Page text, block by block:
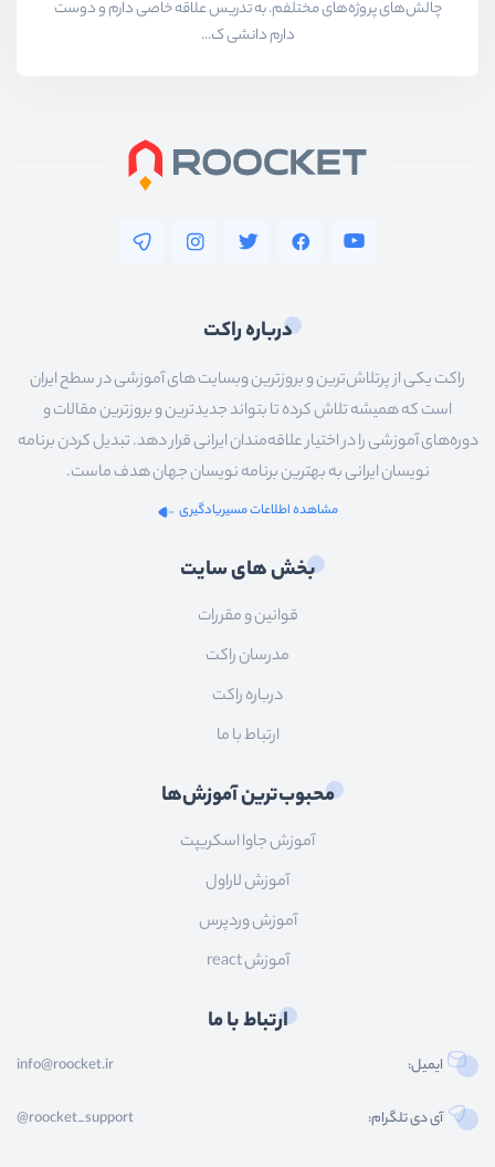
چالش‌های پروژه‌های مختلفم. به تدریس علاقه خاصی دارم و دوست
دارم دانشی ک...
درباره راکت
راکت یکی از پرتلاش‌ترین و بروزترین وبسایت های آموزشی در سطح ایران
است که همیشه تلاش کرده تا بتواند جدیدترین و بروزترین مقالات و
دوره‌های آموزشی را در اختیار علاقه‌مندان ایرانی قرار دهد. تبدیل کردن برنامه
نویسان ایرانی به بهترین برنامه نویسان جهان هدف ماست.
مشاهده اطلاعات مسیریادگیری
بخش های سایت
قوانین و مقررات
مدرسان راکت
درباره راکت
ارتباط با ما
محبوب‌ترین آموزش‌ها
آموزش جاوا اسکریپت
آموزش لاراول
آموزش وردپرس
آموزش react
ارتباط با ما
ایمیل: info@roocket.ir
آی دی تلگرام: @roocket_support